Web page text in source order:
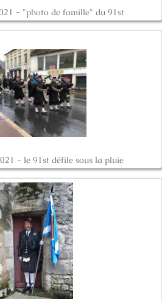
- "photo de famille" du 91st
- le 91st défile sous la pluie